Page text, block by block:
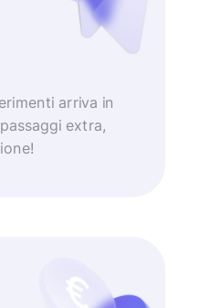
arriva in
extra,